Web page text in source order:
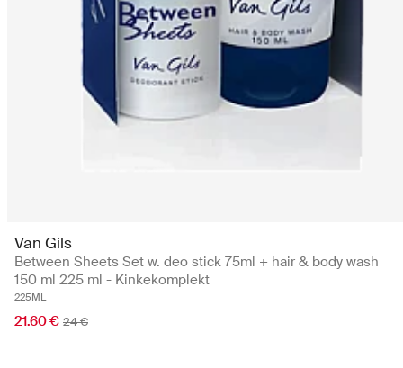
Van Gils
Between Sheets Set w. deo stick 75ml + hair & body wash
150 ml 225 ml - Kinkekomplekt
225ML
21.60 € 24 €